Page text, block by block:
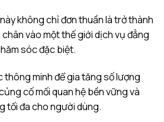
không chỉ đơn thuần là trở thành
vào một thế giới dịch vụ đẳng
sóc đặc biệt.
thông minh để gia tăng số lượng
cố mối quan hệ bền vững và
tối đa cho người dùng.